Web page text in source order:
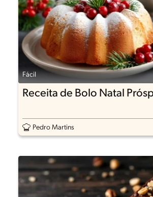
Fácil
Receita de Bolo Natal
Pedro Martins